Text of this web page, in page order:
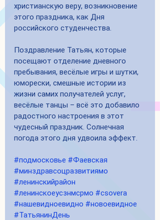
христианскую веру, возникновение
этого праздника, как Дня
российского студенчества.
Поздравление Татьян, которые
посещают отделение дневного
пребывания, весёлые игры и шутки,
юморески, смешные истории из
жизни самих получателей услуг,
весёлые танцы – всё это добавило
радостного настроения в этот
чудесный праздник. Солнечная
погода этого дня удвоила эффект.
#подмосковье #Фаевская
#минздравсоцразвитиямо
#ленинскийрайон
#ленинскоеусзнмсрмо #csovera
#нашевидноевидно #новоевидное
#ТатьянинДень